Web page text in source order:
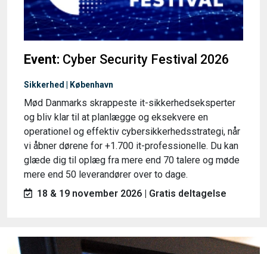
Event: Cyber Security Festival 2026
Sikkerhed | København
Mød Danmarks skrappeste it-sikkerhedseksperter
og bliv klar til at planlægge og eksekvere en
operationel og effektiv cybersikkerhedsstrategi, når
vi åbner dørene for +1.700 it-professionelle. Du kan
glæde dig til oplæg fra mere end 70 talere og møde
mere end 50 leverandører over to dage.
18 & 19 november 2026 | Gratis deltagelse